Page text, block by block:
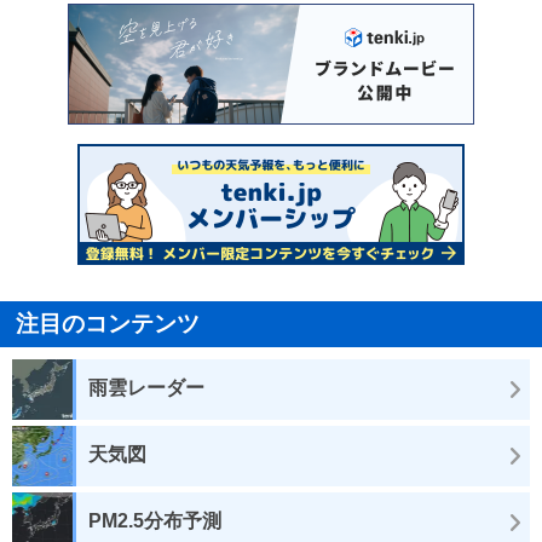
注目のコンテンツ
雨雲レーダー
天気図
PM2.5分布予測